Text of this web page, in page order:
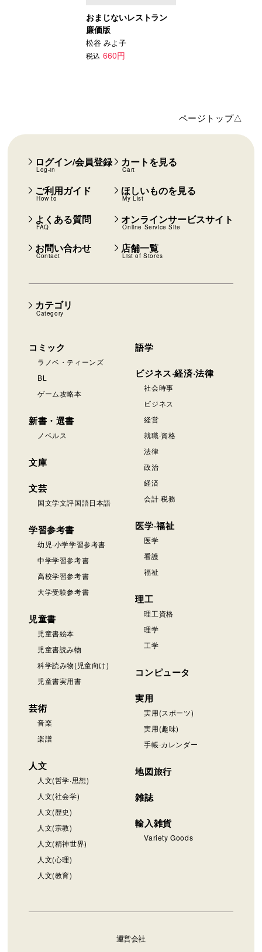
おまじないレストラン
廉価版
松谷 みよ子
税込 660円
ページトップ△
カテゴリ
Category
コミック
ラノベ・ティーンズ
BL
ゲーム攻略本
新書・選書
ノベルス
文庫
文芸
国文学文評国語日本語
学習参考書
幼児·小学学習参考書
中学学習参考書
高校学習参考書
大学受験参考書
児童書
児童書絵本
児童書読み物
科学読み物(児童向け)
児童書実用書
芸術
音楽
楽譜
人文
人文(哲学·思想)
人文(社会学)
人文(歴史)
人文(宗教)
人文(精神世界)
人文(心理)
人文(教育)
語学
ビジネス·経済·法律
社会時事
ビジネス
経営
就職·資格
法律
政治
経済
会計·税務
医学·福祉
医学
看護
福祉
理工
理工資格
理学
工学
コンピュータ
実用
実用(スポーツ)
実用(趣味)
手帳·カレンダー
地図旅行
雑誌
輸入雑貨
Variety Goods
ログイン/会員登録
Log-in
カートを見る
Cart
ご利用ガイド
How to
ほしいものを見る
My List
よくある質問
FAQ
オンラインサービスサイト
Online Service Site
お問い合わせ
Contact
店舗一覧
List of Stores
運営会社